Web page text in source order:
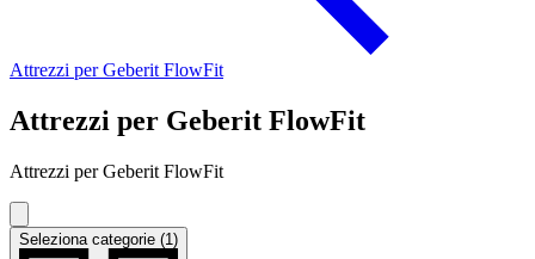
Attrezzi per Geberit FlowFit
Attrezzi per Geberit FlowFit
Attrezzi per Geberit FlowFit
Seleziona categorie (1)